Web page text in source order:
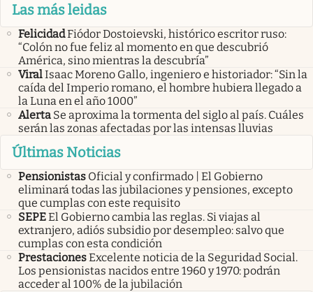
Las más leidas
FelicidadFiódor Dostoievski, histórico escritor ruso:
“Colón no fue feliz al momento en que descubrió
América, sino mientras la descubría”
ViralIsaac Moreno Gallo, ingeniero e historiador: “Sin la
caída del Imperio romano, el hombre hubiera llegado a
la Luna en el año 1000”
Alerta Se aproxima la tormenta del siglo al país. Cuáles
serán las zonas afectadas por las intensas lluvias
Últimas Noticias
Pensionistas Oficial y confirmado | El Gobierno
eliminará todas las jubilaciones y pensiones, excepto
que cumplas con este requisito
SEPEEl Gobierno cambia las reglas. Si viajas al
extranjero, adiós subsidio por desempleo: salvo que
cumplas con esta condición
PrestacionesExcelente noticia de la Seguridad Social.
Los pensionistas nacidos entre 1960 y 1970: podrán
acceder al 100% de la jubilación